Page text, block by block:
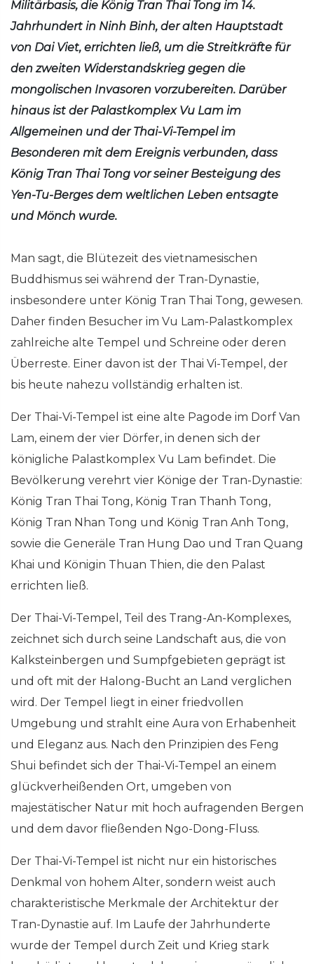
Militärbasis, die König Tran Thai Tong im 14.
Jahrhundert in Ninh Binh, der alten Hauptstadt
von Dai Viet, errichten ließ, um die Streitkräfte für
den zweiten Widerstandskrieg gegen die
mongolischen Invasoren vorzubereiten. Darüber
hinaus ist der Palastkomplex Vu Lam im
Allgemeinen und der Thai-Vi-Tempel im
Besonderen mit dem Ereignis verbunden, dass
König Tran Thai Tong vor seiner Besteigung des
Yen-Tu-Berges dem weltlichen Leben entsagte
und Mönch wurde.
Man sagt, die Blütezeit des vietnamesischen
Buddhismus sei während der Tran-Dynastie,
insbesondere unter König Tran Thai Tong, gewesen.
Daher finden Besucher im Vu Lam-Palastkomplex
zahlreiche alte Tempel und Schreine oder deren
Überreste. Einer davon ist der Thai Vi-Tempel, der
bis heute nahezu vollständig erhalten ist.
Der Thai-Vi-Tempel ist eine alte Pagode im Dorf Van
Lam, einem der vier Dörfer, in denen sich der
königliche Palastkomplex Vu Lam befindet. Die
Bevölkerung verehrt vier Könige der Tran-Dynastie:
König Tran Thai Tong, König Tran Thanh Tong,
König Tran Nhan Tong und König Tran Anh Tong,
sowie die Generäle Tran Hung Dao und Tran Quang
Khai und Königin Thuan Thien, die den Palast
errichten ließ.
Der Thai-Vi-Tempel, Teil des Trang-An-Komplexes,
zeichnet sich durch seine Landschaft aus, die von
Kalksteinbergen und Sumpfgebieten geprägt ist
und oft mit der Halong-Bucht an Land verglichen
wird. Der Tempel liegt in einer friedvollen
Umgebung und strahlt eine Aura von Erhabenheit
und Eleganz aus. Nach den Prinzipien des Feng
Shui befindet sich der Thai-Vi-Tempel an einem
glückverheißenden Ort, umgeben von
majestätischer Natur mit hoch aufragenden Bergen
und dem davor fließenden Ngo-Dong-Fluss.
Der Thai-Vi-Tempel ist nicht nur ein historisches
Denkmal von hohem Alter, sondern weist auch
charakteristische Merkmale der Architektur der
Tran-Dynastie auf. Im Laufe der Jahrhunderte
wurde der Tempel durch Zeit und Krieg stark